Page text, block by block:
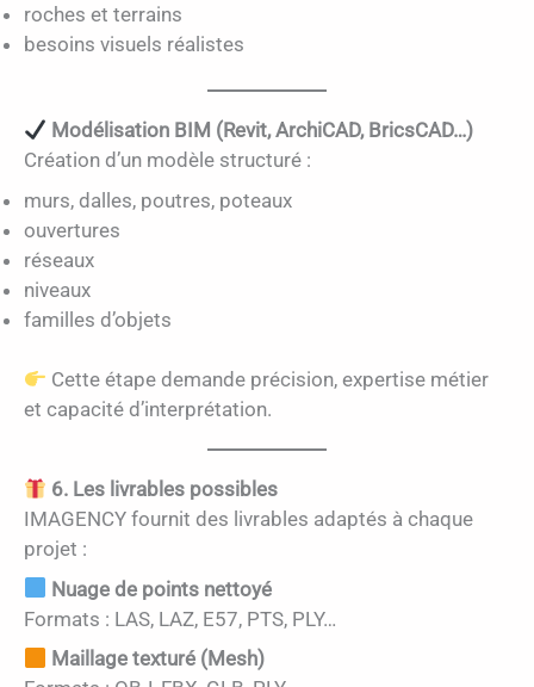
roches et terrains
besoins visuels réalistes
Modélisation BIM (Revit, ArchiCAD, BricsCAD…)
Création d’un modèle structuré :
murs, dalles, poutres, poteaux
ouvertures
réseaux
niveaux
familles d’objets
Cette étape demande précision, expertise métier
et capacité d’interprétation.
6. Les livrables possibles
IMAGENCY fournit des livrables adaptés à chaque
projet :
Nuage de points nettoyé
Formats : LAS, LAZ, E57, PTS, PLY…
Maillage texturé (Mesh)